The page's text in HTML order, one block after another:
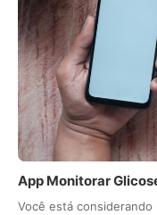
App Monitorar
Você está considerando